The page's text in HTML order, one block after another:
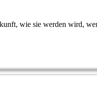
wie sie werden wird,